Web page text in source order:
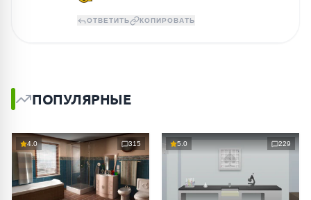
ОТВЕТИТЬ КОПИРОВАТЬ
ПОПУЛЯРНЫЕ
4.0 315 5.0 229